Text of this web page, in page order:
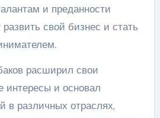
и преданности
свой бизнес и стать
расширил свои
интересы и основал
в различных отраслях,